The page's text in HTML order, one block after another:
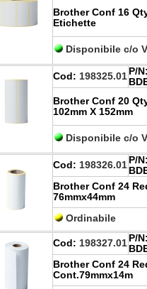
Brother Conf 16
Etichette
Disponibile c/o
Cod: 198325.01 P/
Brother Conf 20
102mm X 152mm
Disponibile c/o
Cod: 198326.01 P/
Brother Conf 24
76mmx44mm
Ordinabile
Cod: 198327.01 P/
Brother Conf 24
Cont.79mmx14m